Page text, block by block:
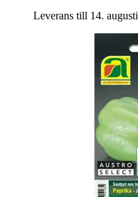
Leverans till 14. augusti